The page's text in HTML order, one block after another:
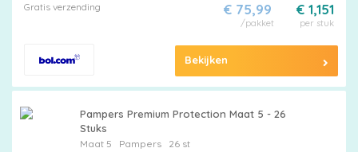
Gratis verzending € 1,151
per stuk
€ 75,99
/pakket
Bekijken
Pampers Premium Protection Maat 5 - 26
Stuks
Maat 5 Pampers26 st